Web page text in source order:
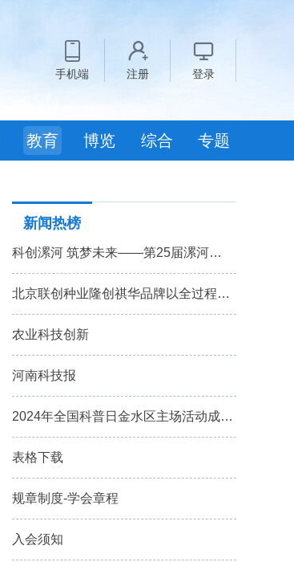
手机端 注册 登录
教育 博览 综合 专题
新闻热榜
科创漯河 筑梦未来——第25届漯河…
北京联创种业隆创祺华品牌以全过程…
农业科技创新
河南科技报
2024年全国科普日金水区主场活动成…
表格下载
规章制度-学会章程
入会须知